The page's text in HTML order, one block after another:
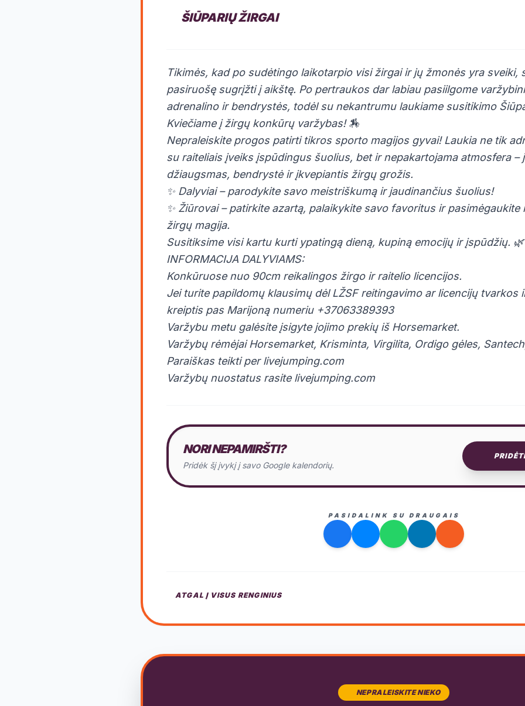
ŠIŪPARIŲ ŽIRGAI
Tikimės, kad po sudėtingo laikotarpio visi žirgai ir jų žmonės yra sveiki,
pasiruošę sugrįžti į aikštę. Po pertraukos dar labiau pasiilgome
adrenalino ir bendrystės, todėl su nekantrumu laukiame susitikimo
Kviečiame į žirgų konkūrų varžybas! 🏇
Nepraleiskite progos patirti tikros sporto magijos gyvai! Laukia ne tik
su raiteliais įveiks įspūdingus šuolius, bet ir nepakartojama atmosfera –
džiaugsmas, bendrystė ir įkvepiantis žirgų grožis.
✨ Dalyviai – parodykite savo meistriškumą ir jaudinančius šuolius!
✨ Žiūrovai – patirkite azartą, palaikykite savo favoritus ir pasimėgaukite
žirgų magija.
Susitiksime visi kartu kurti ypatingą dieną, kupiną emocijų ir įspūdžių.
INFORMACIJA DALYVIAMS:
Konkūruose nuo 90cm reikalingos žirgo ir raitelio licencijos.
Jei turite papildomų klausimų dėl LŽSF reitingavimo ar licencijų tvarkos
kreiptis pas Marijoną numeriu +37063389393
Varžybu metu galėsite įsigyte jojimo prekių iš Horsemarket.
Varžybų rėmėjai Horsemarket, Krisminta, Virgilita, Ordigo gėles,
Paraiškas teikti per livejumping.com
Varžybų nuostatus rasite livejumping.com
NORI NEPAMIRŠTI?
Pridėk šį įvykį į savo Google kalendorių.
PASIDALINK SU DRAUGAIS
ATGAL Į VISUS RENGINIUS
NEPRALEISKITE NIEKO